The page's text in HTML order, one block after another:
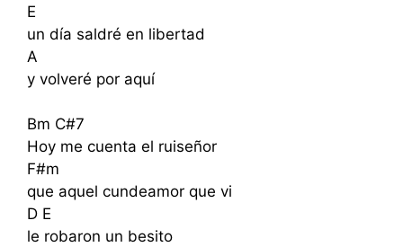
E
un día saldré en libertad
A
y volveré por aquí
Bm C#7
Hoy me cuenta el ruiseñor
F#m
que aquel cundeamor que vi
D E
le robaron un besito